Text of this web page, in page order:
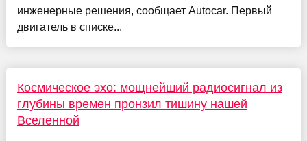
инженерные решения, сообщает Autocar. Первый
двигатель в списке...
Космическое эхо: мощнейший радиосигнал из
глубины времен пронзил тишину нашей
Вселенной